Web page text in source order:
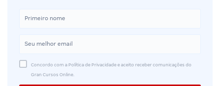
Concordo com a Política de Privacidade e aceito receber comunicações do
Gran Cursos Online.